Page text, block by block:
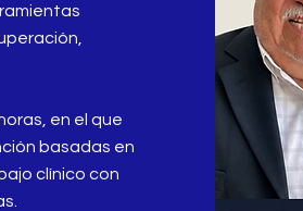
en el que
basadas en
clínico con